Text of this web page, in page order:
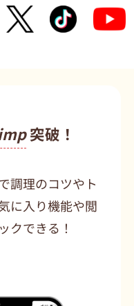
突破！
調理のコツやト
に入り機能や閲
クできる！